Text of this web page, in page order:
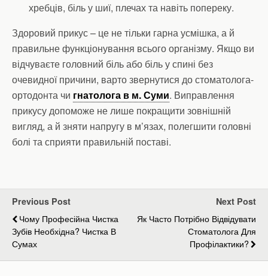
хребців, біль у шиї, плечах та навіть попереку.
Здоровий прикус – це не тільки гарна усмішка, а й
правильне функціонування всього організму. Якщо ви
відчуваєте головний біль або біль у спині без
очевидної причини, варто звернутися до стоматолога-
ортодонта чи гнатолога в м. Суми. Виправлення
прикусу допоможе не лише покращити зовнішній
вигляд, а й зняти напругу в м’язах, полегшити головні
болі та сприяти правильній поставі.
Previous Post
Чому Професійна Чистка
Зубів Необхідна? Чистка В
Сумах
Next Post
Як Часто Потрібно Відвідувати
Стоматолога Для
Профілактики?